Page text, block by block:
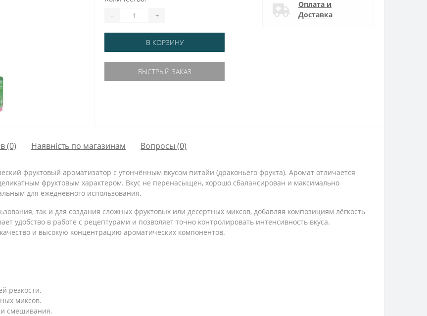
- +
В КОРЗИНУ
БЫСТРЫЙ ЗАКАЗ
Оплата и
Доставка
(0) Наявність по магазинам Вопросы (0)
фруктовый ароматизатор с утончённым вкусом питайи (драконьего фрукта). Аромат отличается
фруктовым характером. Вкус не перенасыщен, хорошо сбалансирован и максимально
для ежедневного использования.
так и для создания сложных фруктовых или десертных миксов, добавляя композициям лёгкость
удобство в работе с рецептурами и позволяет точно контролировать интенсивность вкуса.
и высокую концентрацию ароматических компонентов.
резкости.
миксов.
смешивания.